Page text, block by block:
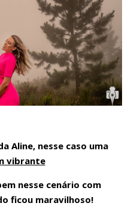
Aline, nesse caso uma
vibrante
nesse cenário com
ficou maravilhoso!